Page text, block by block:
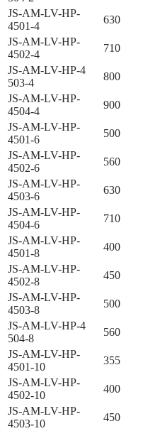
JS-AM-LV-HP-
4501-4
630
JS-AM-LV-HP-
4502-4
710
JS-AM-LV-HP-4
503-4
800
JS-AM-LV-HP-
4504-4
900
JS-AM-LV-HP-
4501-6
500
JS-AM-LV-HP-
4502-6
560
JS-AM-LV-HP-
4503-6
630
JS-AM-LV-HP-
4504-6
710
JS-AM-LV-HP-
4501-8
400
JS-AM-LV-HP-
4502-8
450
JS-AM-LV-HP-
4503-8
500
JS-AM-LV-HP-4
504-8
560
JS-AM-LV-HP-
4501-10
355
JS-AM-LV-HP-
4502-10
400
JS-AM-LV-HP-
4503-10
450